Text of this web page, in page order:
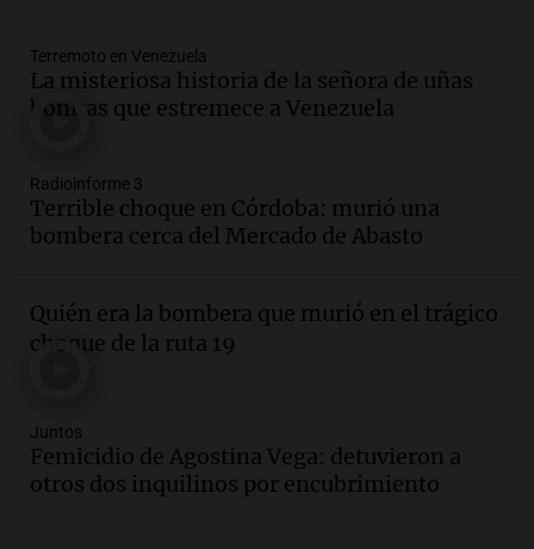
edificios y proyecta una casa del
estudiante con 48 municipios
involucrados
Episodios
Audio.
1° gol de Rosario Central a
Aldosivi (Zalazar en contra) - relato
Gato Greco
Episodios
Audio.Recomendaciones de vino
Episodios
Audio.Mañana inicia la gran exposición
Terremoto en Venezuela
La misteriosa historia de la señora de uñas
bonitas que estremece a Venezuela
Radioinforme 3
Terrible choque en Córdoba: murió una
bombera cerca del Mercado de Abasto
Quién era la bombera que murió en el trágico
choque de la ruta 19
Juntos
Femicidio de Agostina Vega: detuvieron a
otros dos inquilinos por encubrimiento